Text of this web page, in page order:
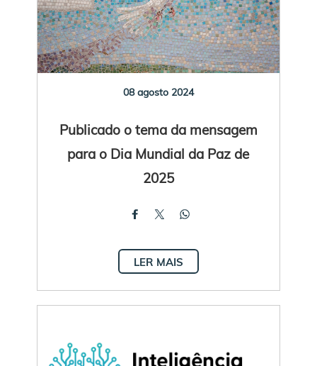
08 agosto 2024
Publicado o tema da mensagem
para o Dia Mundial da Paz de
2025
LER MAIS